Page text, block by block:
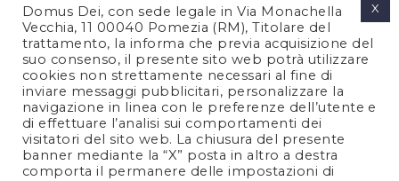
PRIVACY POLICY
COOKIES POLICY
LEGAL NOTES
CONTACTS
Domus Dei, con sede legale in Via Monachella
Vecchia, 11 00040 Pomezia (RM), Titolare del
trattamento, la informa che previa acquisizione del
suo consenso, il presente sito web potrà utilizzare
cookies non strettamente necessari al fine di
inviare messaggi pubblicitari, personalizzare la
navigazione in linea con le preferenze dell’utente e
di effettuare l’analisi sui comportamenti dei
visitatori del sito web. La chiusura del presente
banner mediante la “X” posta in altro a destra
comporta il permanere delle impostazioni di
X